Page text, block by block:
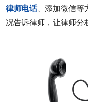
律师电话、添加微信等
况告诉律师，让律师分